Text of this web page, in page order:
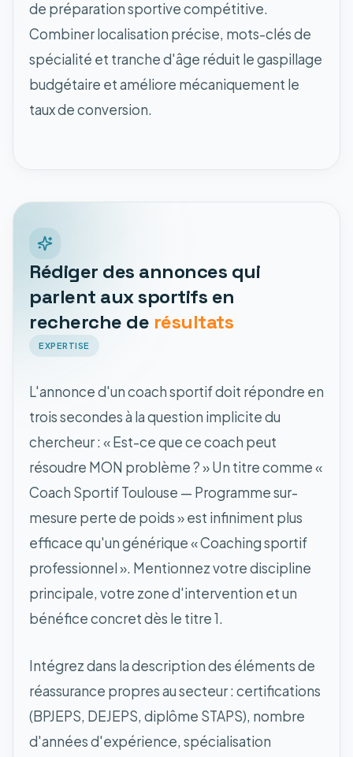
de préparation sportive compétitive.
Combiner localisation précise, mots-clés de
spécialité et tranche d'âge réduit le gaspillage
budgétaire et améliore mécaniquement le
taux de conversion.
Rédiger des annonces qui
parlent aux sportifs en
recherche de résultats
EXPERTISE
L'annonce d'un coach sportif doit répondre en
trois secondes à la question implicite du
chercheur : « Est-ce que ce coach peut
résoudre MON problème ? » Un titre comme «
Coach Sportif Toulouse — Programme sur-
mesure perte de poids » est infiniment plus
efficace qu'un générique « Coaching sportif
professionnel ». Mentionnez votre discipline
principale, votre zone d'intervention et un
bénéfice concret dès le titre 1.
Intégrez dans la description des éléments de
réassurance propres au secteur : certifications
(BPJEPS, DEJEPS, diplôme STAPS), nombre
d'années d'expérience, spécialisation